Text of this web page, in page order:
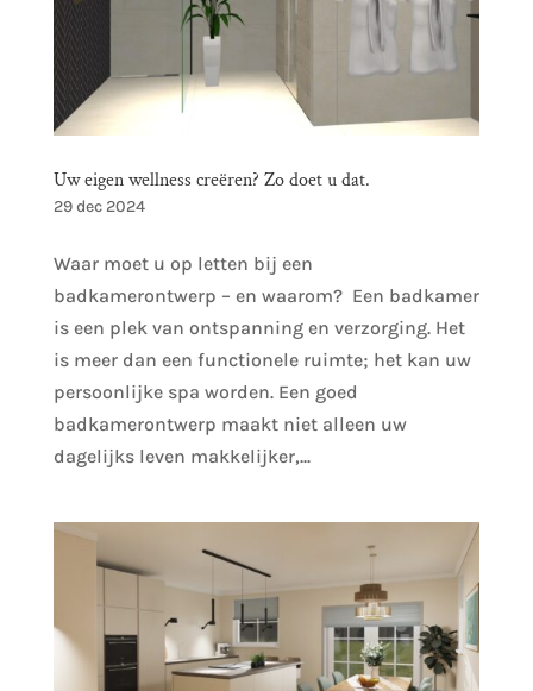
Uw eigen wellness creëren? Zo doet u dat.
29 dec 2024
Waar moet u op letten bij een
badkamerontwerp – en waarom? Een badkamer
is een plek van ontspanning en verzorging. Het
is meer dan een functionele ruimte; het kan uw
persoonlijke spa worden. Een goed
badkamerontwerp maakt niet alleen uw
dagelijks leven makkelijker,...